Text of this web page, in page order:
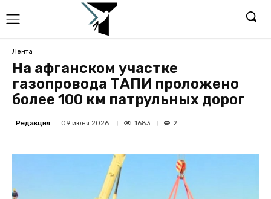
Лента
На афганском участке
газопровода ТАПИ проложено
более 100 км патрульных дорог
Редакция 09 июня 2026 1683 2